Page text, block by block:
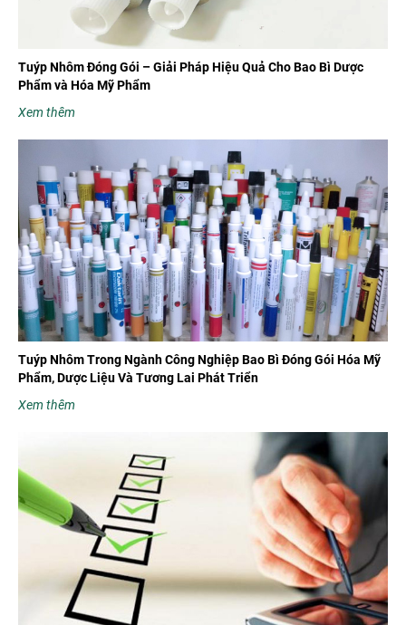
Tuýp Nhôm Đóng Gói – Giải Pháp Hiệu Quả Cho Bao Bì Dược
Phẩm và Hóa Mỹ Phẩm
Xem thêm
Tuýp Nhôm Trong Ngành Công Nghiệp Bao Bì Đóng Gói Hóa Mỹ
Phẩm, Dược Liệu Và Tương Lai Phát Triển
Xem thêm